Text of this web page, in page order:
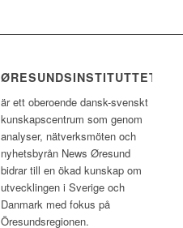
ØRESUNDSINSTITUTTET
är ett oberoende dansk-svenskt
kunskapscentrum som genom
analyser, nätverksmöten och
nyhetsbyrån News Øresund
bidrar till en ökad kunskap om
utvecklingen i Sverige och
Danmark med fokus på
Öresundsregionen.